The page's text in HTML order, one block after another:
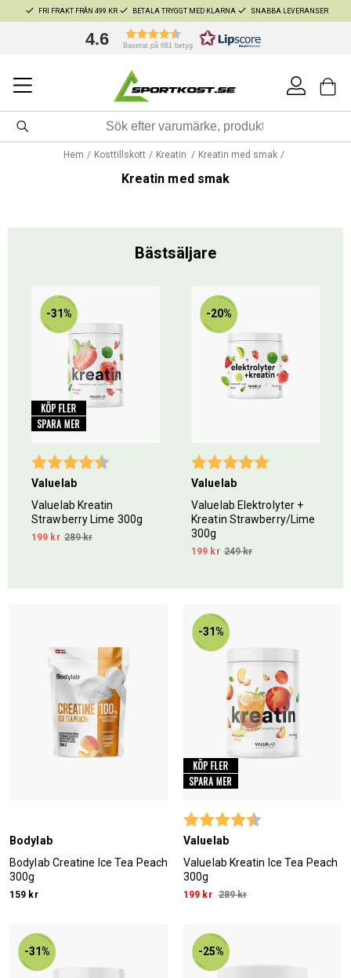
FRI FRAKT FRÅN 499 KR BETALA TRYGGT MED KLARNA SNABBA LEVERANSER
4.6 Baserat på 681 betyg
Hem Kosttillskott Kreatin Kreatin med smak
Kreatin med smak
Bästsäljare
-31%
Betyg: 4.8 utav 5 stjärnor
Valuelab
Valuelab Kreatin
Strawberry Lime 300g
199 kr 289 kr
-20%
Betyg:
Valuelab
Valuelab Elektrolyter +
Kreatin Strawberry/Lime
300g
199 kr 249 kr
Bodylab
Bodylab Creatine Ice Tea Peach
300g
159 kr
-31%
Betyg:
Valuelab
Valuelab Kreatin Ice Tea Peach
300g
199 kr 289 kr
-31% -25%